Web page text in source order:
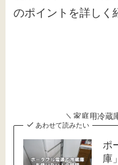
のポイントを詳しく
＼家庭用冷蔵
あわせて読みたい
ポ
庫